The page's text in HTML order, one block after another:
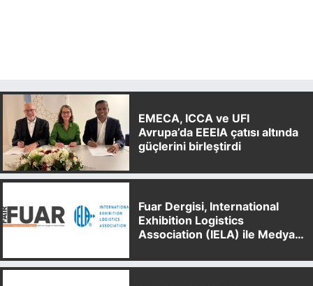
EMECA, ICCA ve UFI
Avrupa’da EEEIA çatısı altında
güçlerini birleştirdi
Fuar Dergisi, International
Exhibition Logistics
Association (IELA) ile Medya